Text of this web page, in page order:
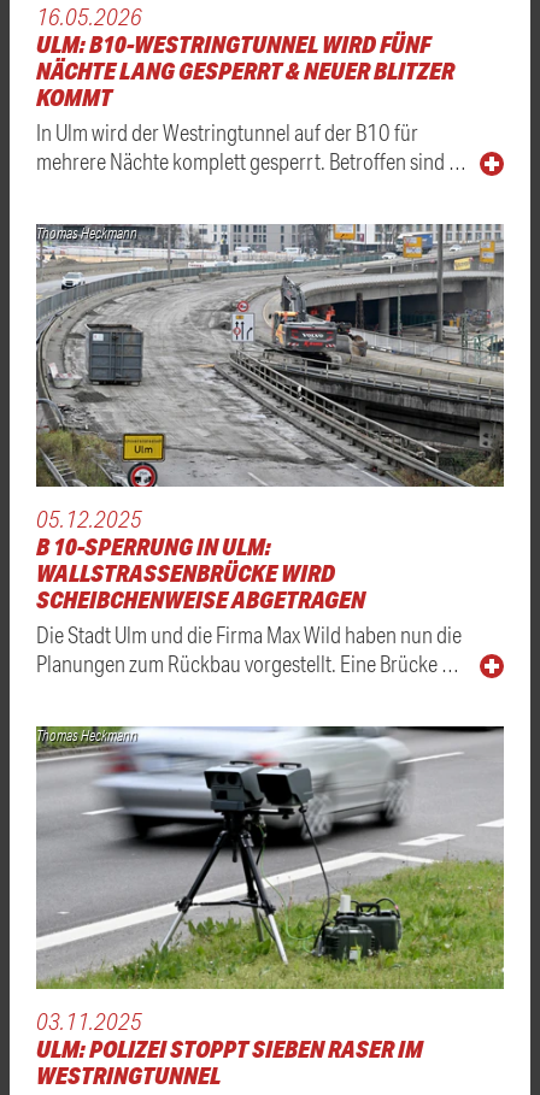
16.05.2026
ULM: B10-WESTRINGTUNNEL WIRD FÜNF
NÄCHTE LANG GESPERRT & NEUER BLITZER
KOMMT
In Ulm wird der Westringtunnel auf der B10 für
mehrere Nächte komplett gesperrt. Betroffen sind …
Thomas Heckmann
05.12.2025
B 10-SPERRUNG IN ULM:
WALLSTRASSENBRÜCKE WIRD S
CHEIBCHENWEISE ABGETRAGEN
Die Stadt Ulm und die Firma Max Wild haben nun die
Planungen zum Rückbau vorgestellt. Eine Brücke …
Thomas Heckmann
03.11.2025
ULM: POLIZEI STOPPT SIEBEN RASER IM
WESTRINGTUNNEL